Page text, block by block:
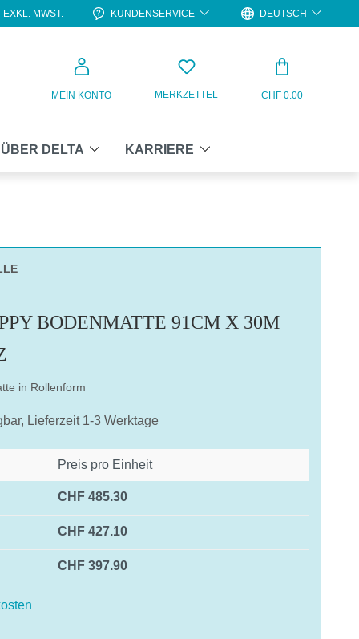
EXKL. MWST. KUNDENSERVICE DEUTSCH
MEIN KONTO MERKZETTEL CHF 0.00
ÜBER DELTA KARRIERE
YouTube übermittelt werden und das Sie die
BODENMATTE 91CM X 30M
in Rollenform
Lieferzeit 1-3 Werktage
Preis pro Einheit
CHF 485.30
CHF 427.10
CHF 397.90